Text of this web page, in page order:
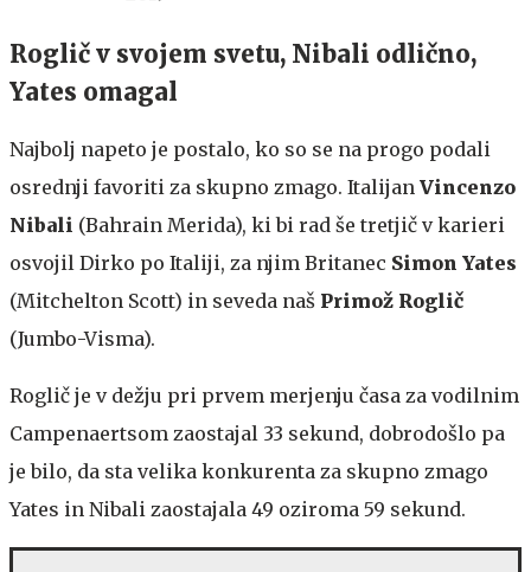
Roglič v svojem svetu, Nibali odlično,
Yates omagal
Najbolj napeto je postalo, ko so se na progo podali
osrednji favoriti za skupno zmago. Italijan Vincenzo
Nibali (Bahrain Merida), ki bi rad še tretjič v karieri
osvojil Dirko po Italiji, za njim Britanec Simon Yates
(Mitchelton Scott) in seveda naš Primož Roglič
(Jumbo-Visma).
Roglič je v dežju pri prvem merjenju časa za vodilnim
Campenaertsom zaostajal 33 sekund, dobrodošlo pa
je bilo, da sta velika konkurenta za skupno zmago
Yates in Nibali zaostajala 49 oziroma 59 sekund.